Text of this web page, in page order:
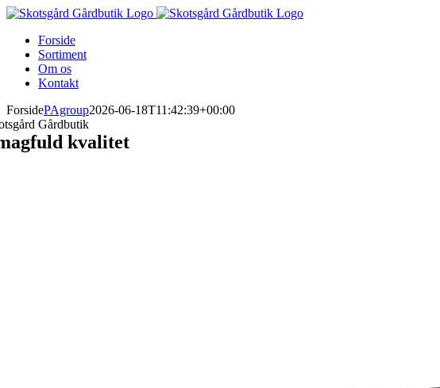
Skip
contentForside
Sortiment
Om os
Kontakt
ForsidePAgroup2026-06-18T11:42:39+00:00
Gårdbutik
kvalitet